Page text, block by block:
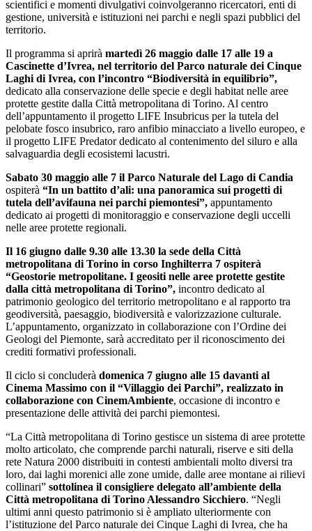
scientifici e momenti divulgativi coinvolgeranno ricercatori, enti di
gestione, università e istituzioni nei parchi e negli spazi pubblici del
territorio.
Il programma si aprirà martedì 26 maggio dalle 17 alle 19 a
Cascinette d’Ivrea, nel territorio del Parco naturale dei Cinque
Laghi di Ivrea, con l’incontro “Biodiversità in equilibrio”,
dedicato alla conservazione delle specie e degli habitat nelle aree
protette gestite dalla Città metropolitana di Torino. Al centro
dell’appuntamento il progetto LIFE Insubricus per la tutela del
pelobate fosco insubrico, raro anfibio minacciato a livello europeo, e
il progetto LIFE Predator dedicato al contenimento del siluro e alla
salvaguardia degli ecosistemi lacustri.
Sabato 30 maggio alle 7 il Parco Naturale del Lago di Candia
ospiterà “In un battito d’ali: una panoramica sui progetti di
tutela dell’avifauna nei parchi piemontesi”, appuntamento
dedicato ai progetti di monitoraggio e conservazione degli uccelli
nelle aree protette regionali.
Il 16 giugno dalle 9.30 alle 13.30 la sede della Città
metropolitana di Torino in corso Inghilterra 7 ospiterà
“Geostorie metropolitane. I geositi nelle aree protette gestite
dalla città metropolitana di Torino”, incontro dedicato al
patrimonio geologico del territorio metropolitano e al rapporto tra
geodiversità, paesaggio, biodiversità e valorizzazione culturale.
L’appuntamento, organizzato in collaborazione con l’Ordine dei
Geologi del Piemonte, sarà accreditato per il riconoscimento dei
crediti formativi professionali.
Il ciclo si concluderà domenica 7 giugno alle 15 davanti al
Cinema Massimo con il “Villaggio dei Parchi”, realizzato in
collaborazione con CinemAmbiente, occasione di incontro e
presentazione delle attività dei parchi piemontesi.
“La Città metropolitana di Torino gestisce un sistema di aree protette
molto articolato, che comprende parchi naturali, riserve e siti della
rete Natura 2000 distribuiti in contesti ambientali molto diversi tra
loro, dai laghi morenici alle zone umide, dalle aree montane ai rilievi
collinari” sottolinea il consigliere delegato all’ambiente della
Città metropolitana di Torino Alessandro Sicchiero. “Negli
ultimi anni questo patrimonio si è ampliato ulteriormente con
l’istituzione del Parco naturale dei Cinque Laghi di Ivrea, che ha